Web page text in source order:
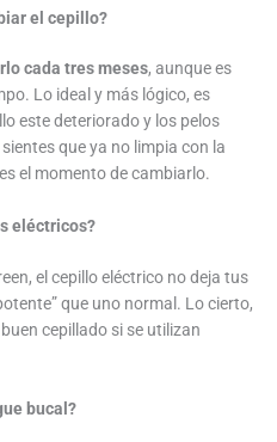
el cepillo?
cada tres meses, aunque es
Lo ideal y más lógico, es
este deteriorado y los pelos
que ya no limpia con la
el momento de cambiarlo.
eléctricos?
el cepillo eléctrico no deja tus
que uno normal. Lo cierto,
cepillado si se utilizan
bucal?